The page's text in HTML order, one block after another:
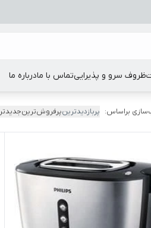
ظروف سرو و پذیراییتماس با مادرباره ما
براساس: پربازدیدترینپرفروش‌ترین